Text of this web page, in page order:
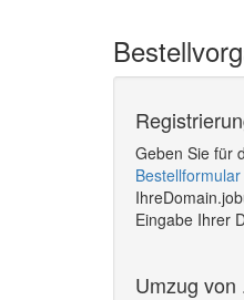
Geben Sie für
Bestellformular
Eingabe Ihrer
Umzug